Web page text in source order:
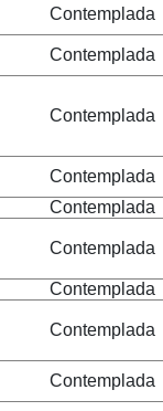
Contemplada
Contemplada
Contemplada
Contemplada
Contemplada
Contemplada
Contemplada
Contemplada
Contemplada